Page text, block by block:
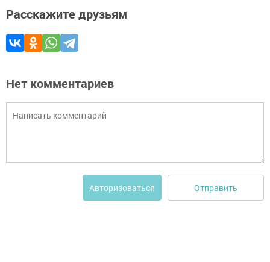
Расскажите друзьям
Нет комментариев
Авторизоваться Отправить